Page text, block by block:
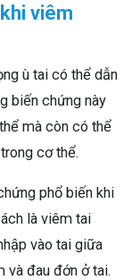
viêm
ù tai có thể dẫn
biến chứng này
mà còn có thể
cơ thể.
phổ biến khi
là viêm tai
vào tai giữa
và đau đớn ở tai.